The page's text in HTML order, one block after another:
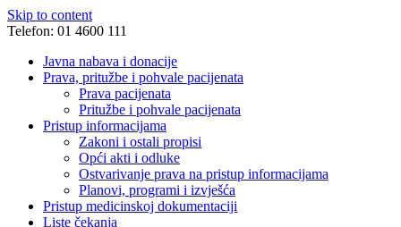
Skip to content
Telefon: 01 4600 111
Javna nabava i donacije
Prava, pritužbe i pohvale pacijenata
Prava pacijenata
Pritužbe i pohvale pacijenata
Pristup informacijama
Zakoni i ostali propisi
Opći akti i odluke
Ostvarivanje prava na pristup informacijama
Planovi, programi i izvješća
Pristup medicinskoj dokumentaciji
Liste čekanja